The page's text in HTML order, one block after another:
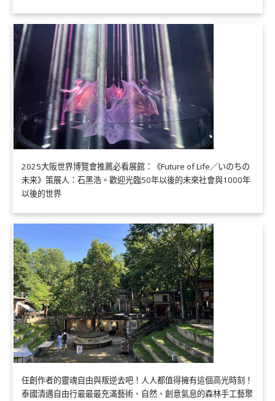
2025大阪世界博覽會推薦必看展館：《Future of Life／いのちの
未来》策展人：石黑浩。歡迎光臨50年以後的未來社會與1000年
以後的世界
任創作者的靈魂自由與叛逆去吧！人人都值得擁有這個高光時刻！
泰國清邁自由行最最最充滿藝術、自然、創意氣息的森林手工藝聚